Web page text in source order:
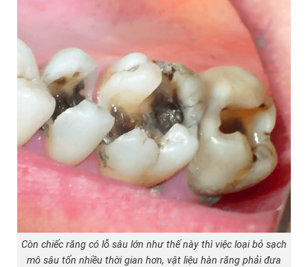
Còn chiếc răng có lỗ sâu lớn như thế này thì việc loại bỏ sạch
mô sâu tốn nhiều thời gian hơn, vật liệu hàn răng phải đưa